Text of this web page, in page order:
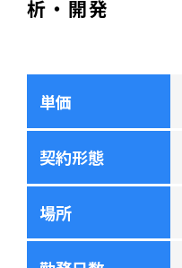
析・開発
単価
契約形態
場所